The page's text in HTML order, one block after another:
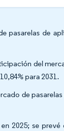
pasarelas de
del
para 2031.
de
2025; se